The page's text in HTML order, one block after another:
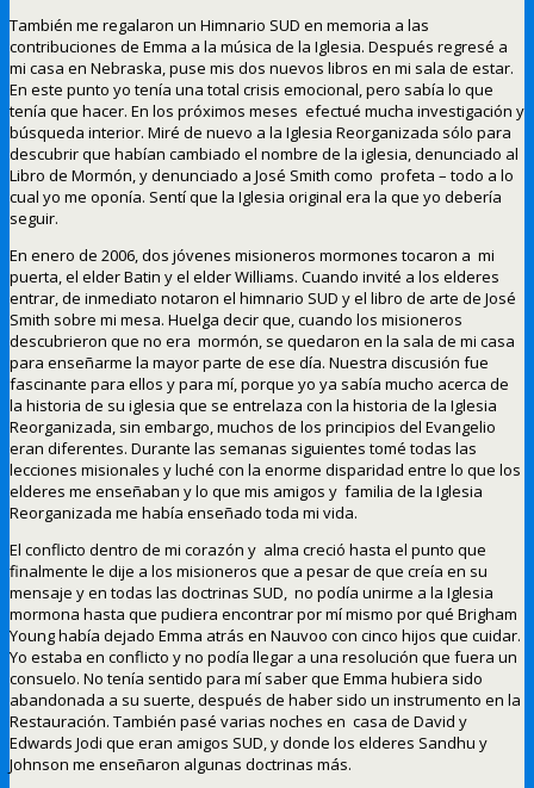
También me regalaron un Himnario SUD en memoria a las
contribuciones de Emma a la música de la Iglesia. Después regresé a
mi casa en Nebraska, puse mis dos nuevos libros en mi sala de estar.
En este punto yo tenía una total crisis emocional, pero sabía lo que
tenía que hacer. En los próximos meses efectué mucha investigación y
búsqueda interior. Miré de nuevo a la Iglesia Reorganizada sólo para
descubrir que habían cambiado el nombre de la iglesia, denunciado al
Libro de Mormón, y denunciado a José Smith como profeta – todo a lo
cual yo me oponía. Sentí que la Iglesia original era la que yo debería
seguir.
En enero de 2006, dos jóvenes misioneros mormones tocaron a mi
puerta, el elder Batin y el elder Williams. Cuando invité a los elderes
entrar, de inmediato notaron el himnario SUD y el libro de arte de José
Smith sobre mi mesa. Huelga decir que, cuando los misioneros
descubrieron que no era mormón, se quedaron en la sala de mi casa
para enseñarme la mayor parte de ese día. Nuestra discusión fue
fascinante para ellos y para mí, porque yo ya sabía mucho acerca de
la historia de su iglesia que se entrelaza con la historia de la Iglesia
Reorganizada, sin embargo, muchos de los principios del Evangelio
eran diferentes. Durante las semanas siguientes tomé todas las
lecciones misionales y luché con la enorme disparidad entre lo que los
elderes me enseñaban y lo que mis amigos y familia de la Iglesia
Reorganizada me había enseñado toda mi vida.
El conflicto dentro de mi corazón y alma creció hasta el punto que
finalmente le dije a los misioneros que a pesar de que creía en su
mensaje y en todas las doctrinas SUD, no podía unirme a la Iglesia
mormona hasta que pudiera encontrar por mí mismo por qué Brigham
Young había dejado Emma atrás en Nauvoo con cinco hijos que cuidar.
Yo estaba en conflicto y no podía llegar a una resolución que fuera un
consuelo. No tenía sentido para mí saber que Emma hubiera sido
abandonada a su suerte, después de haber sido un instrumento en la
Restauración. También pasé varias noches en casa de David y
Edwards Jodi que eran amigos SUD, y donde los elderes Sandhu y
Johnson me enseñaron algunas doctrinas más.